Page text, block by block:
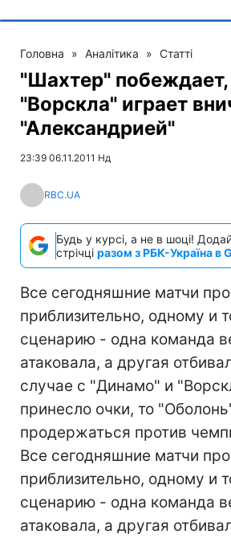
Головна » Аналітика » Статті
"Шахтер" побеждает,
"Ворскла" играет
"Александрией"
23:39 06.11.2011 Нд
RBC.UA
Будь у курсі, а не в шоці!
стрічці разом з РБК-Україна в
Все сегодняшние матчи
приблизительно, одному и
сценарию - одна команда
атаковала, а другая
случае с "Динамо" и
принесло очки, то
продержаться против
Все сегодняшние матчи
приблизительно, одному и
сценарию - одна команда
атаковала, а другая